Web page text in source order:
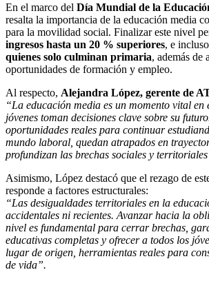
En el marco del Día Mundial de la
resalta la importancia de la educación media
para la movilidad social. Finalizar este nivel
ingresos hasta un 20 % superiores, e incluso
quienes solo culminan primaria, además de
oportunidades de formación y empleo.
Al respecto, Alejandra López, gerente de
“La educación media es un momento vital en
jóvenes toman decisiones clave sobre su
oportunidades reales para continuar
mundo laboral, quedan atrapados en
profundizan las brechas sociales y
Asimismo, López destacó que el rezago de
responde a factores estructurales:
“Las desigualdades territoriales en la
accidentales ni recientes. Avanzar hacia la
nivel es fundamental para cerrar brechas,
educativas completas y ofrecer a todos los
lugar de origen, herramientas reales para
de vida”.